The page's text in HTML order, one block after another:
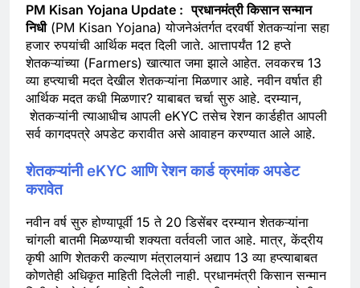
PM Kisan Yojana Update : प्रधानमंत्री किसान सन्मान
निधी(PM Kisan Yojana) योजनेअंतर्गत दरवर्षी शेतकऱ्यांना सहा
हजार रुपयांची आर्थिक मदत दिली जाते. आत्तापर्यंत 12 हप्ते
शेतकऱ्यांच्या (Farmers) खात्यात जमा झाले आहेत. लवकरच 13
व्या हप्त्याची मदत देखील शेतकऱ्यांना मिळणार आहे. नवीन वर्षात ही
आर्थिक मदत कधी मिळणार? याबाबत चर्चा सुरु आहे. दरम्यान,
शेतकऱ्यांनी त्याआधीच आपली eKYC तसेच रेशन कार्डहीत आपली
सर्व कागदपत्रे अपडेट करावीत असे आवाहन करण्यात आले आहे.
शेतकऱ्यांनी eKYC आणि रेशन कार्ड क्रमांक अपडेट
करावेत
नवीन वर्ष सुरु होण्यापूर्वी 15 ते 20 डिसेंबर दरम्यान शेतकऱ्यांना
चांगली बातमी मिळण्याची शक्यता वर्तवली जात आहे. मात्र, केंद्रीय
कृषी आणि शेतकरी कल्याण मंत्रालयानं अद्याप 13 व्या हप्त्याबाबत
कोणतेही अधिकृत माहिती दिलेली नाही. प्रधानमंत्री किसान सन्मान